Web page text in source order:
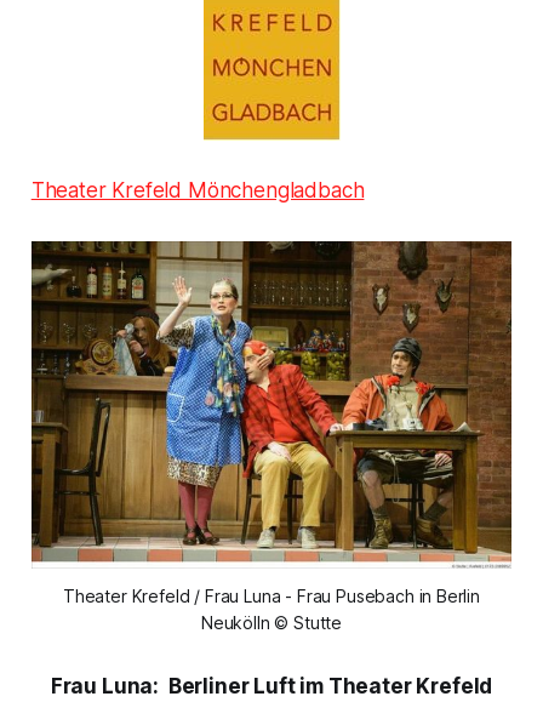
Theater Krefeld Mönchengladbach
Theater Krefeld / Frau Luna - Frau Pusebach in Berlin
Neukölln © Stutte
Frau Luna: Berliner Luft im Theater Krefeld